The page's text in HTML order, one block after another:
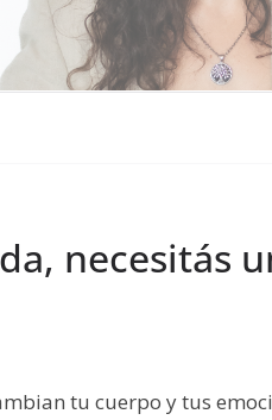
necesitás
tu cuerpo y tus